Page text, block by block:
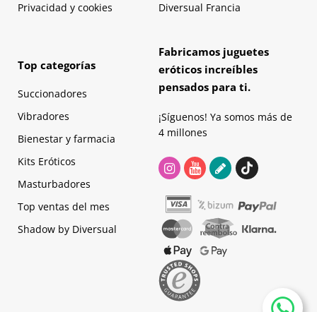
Privacidad y cookies
Diversual Francia
Top categorías
Succionadores
Vibradores
Bienestar y farmacia
Kits Eróticos
Masturbadores
Top ventas del mes
Shadow by Diversual
Fabricamos juguetes
eróticos increíbles
pensados para ti.
¡Síguenos! Ya somos más de
4 millones